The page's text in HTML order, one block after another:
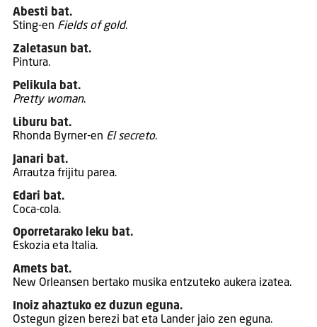
Abesti bat.
Sting-en Fields of gold.
Zaletasun bat.
Pintura.
Pelikula bat.
Pretty woman.
Liburu bat.
Rhonda Byrner-en El secreto.
Janari bat.
Arrautza frijitu parea.
Edari bat.
Coca-cola.
Oporretarako leku bat.
Eskozia eta Italia.
Amets bat.
New Orleansen bertako musika entzuteko aukera izatea.
Inoiz ahaztuko ez duzun eguna.
Ostegun gizen berezi bat eta Lander jaio zen eguna.